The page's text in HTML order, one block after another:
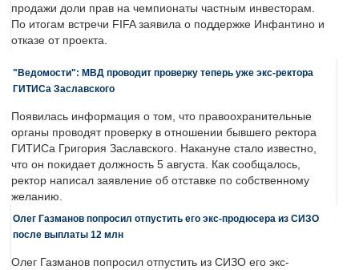
продажи доли прав на чемпионаты частным инвесторам.
По итогам встречи FIFA заявила о поддержке Инфантино и
отказе от проекта.
"Ведомости": МВД проводит проверку теперь уже экс-ректора
ГИТИСа Заславского
Появилась информация о том, что правоохранительные
органы проводят проверку в отношении бывшего ректора
ГИТИСа Григория Заславского. Накануне стало известно,
что он покидает должность 5 августа. Как сообщалось,
ректор написал заявление об отставке по собственному
желанию.
Олег Газманов попросил отпустить его экс-продюсера из СИЗО
после выплаты 12 млн
Олег Газманов попросил отпустить из СИЗО его экс-